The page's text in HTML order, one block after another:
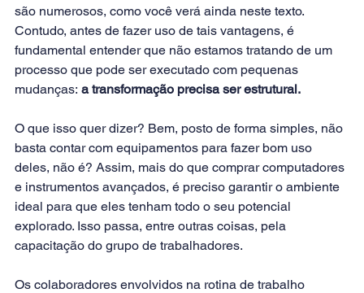
são numerosos, como você verá ainda neste texto.
Contudo, antes de fazer uso de tais vantagens, é
fundamental entender que não estamos tratando de um
processo que pode ser executado com pequenas
mudanças: a transformação precisa ser estrutural.
O que isso quer dizer? Bem, posto de forma simples, não
basta contar com equipamentos para fazer bom uso
deles, não é? Assim, mais do que comprar computadores
e instrumentos avançados, é preciso garantir o ambiente
ideal para que eles tenham todo o seu potencial
explorado. Isso passa, entre outras coisas, pela
capacitação do grupo de trabalhadores.
Os colaboradores envolvidos na rotina de trabalho